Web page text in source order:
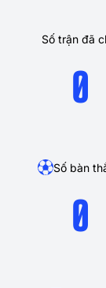
Số trận đã
0
Số bàn
0